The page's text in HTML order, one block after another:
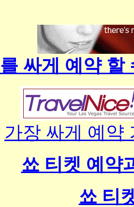
싸게 예약
가장 싸게 예약
쑈 티켓 예약
쑈 티